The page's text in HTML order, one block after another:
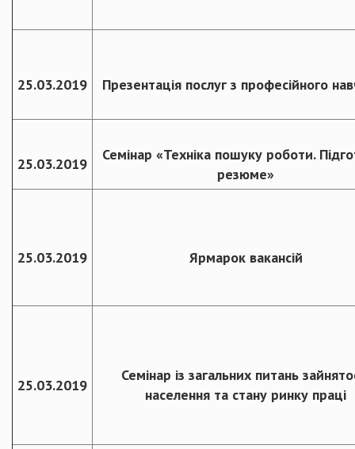
25.03.2019 Презентація послуг з професійного
25.03.2019
Семінар «Техніка пошуку роботи.
резюме»
25.03.2019 Ярмарок вакансій
25.03.2019
Семінар із загальних питань
населення та стану ринку праці